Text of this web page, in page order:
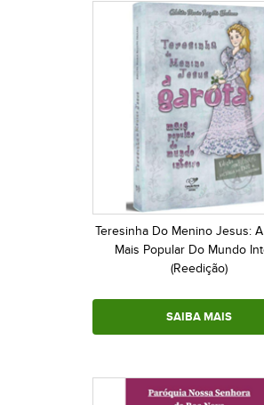
Teresinha Do Menino Jesus:
Mais Popular Do Mundo
(Reedição)
SAIBA MAIS